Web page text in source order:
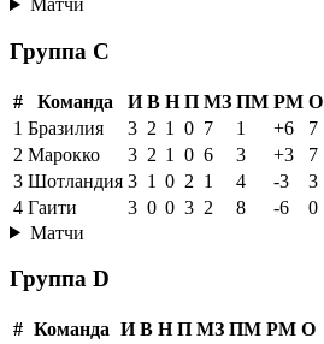
Матчи
Группа C
# Команда И В Н П МЗ ПМ РМ О
1 Бразилия 3 2 1 0 7 1 +6
7
2 Марокко 3 2 1 0 6 3 +3
7
3 Шотландия 3 1 0 2 1 4 -3
3
4 Гаити 3 0 0 3 2 8 -6
0
Матчи
Группа D
# Команда И В Н П МЗ ПМ РМ О